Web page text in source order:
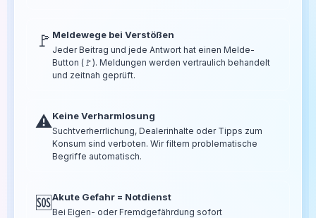
🚩 Meldewege bei Verstößen
Jeder Beitrag und jede Antwort hat einen Melde-
Button (🚩). Meldungen werden vertraulich behandelt
und zeitnah geprüft.
⚠️Keine Verharmlosung
Suchtverherrlichung, Dealerinhalte oder Tipps zum
Konsum sind verboten. Wir filtern problematische
Begriffe automatisch.
🆘Akute Gefahr = Notdienst
Bei Eigen- oder Fremdgefährdung sofort